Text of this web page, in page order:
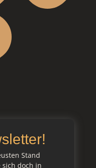
Stand
sich doch in